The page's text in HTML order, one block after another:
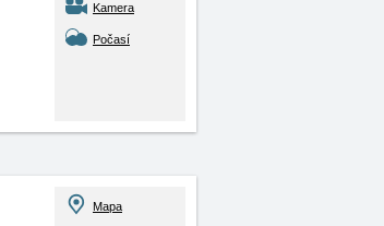
Kamera
Počasí
Mapa